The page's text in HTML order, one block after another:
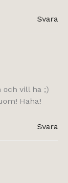
Svara
och vill ha ;)
Haha!
Svara